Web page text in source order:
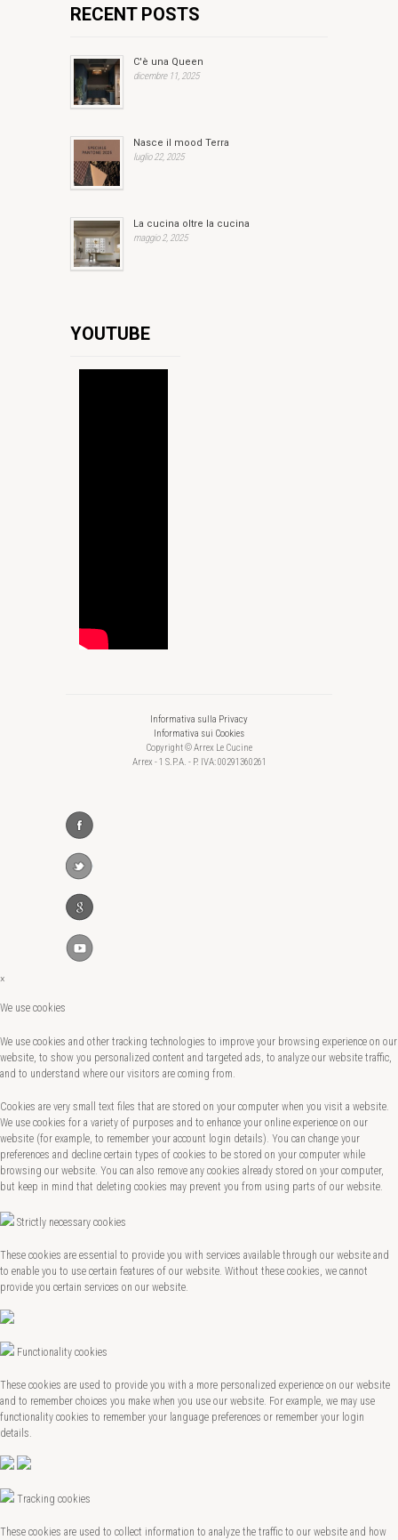
RECENT POSTS
C'è una Queen
dicembre 11, 2025
Nasce il mood Terra
luglio 22, 2025
La cucina oltre la cucina
maggio 2, 2025
YOUTUBE
Informativa sulla Privacy
Informativa sui Cookies
Copyright © Arrex Le Cucine
Arrex - 1 S.P.A. - P. IVA: 00291360261
×
We use cookies
We use cookies and other tracking technologies to improve your browsing experience on our
website, to show you personalized content and targeted ads, to analyze our website traffic,
and to understand where our visitors are coming from.
Cookies are very small text files that are stored on your computer when you visit a website.
We use cookies for a variety of purposes and to enhance your online experience on our
website (for example, to remember your account login details). You can change your
preferences and decline certain types of cookies to be stored on your computer while
browsing our website. You can also remove any cookies already stored on your computer,
but keep in mind that deleting cookies may prevent you from using parts of our website.
Strictly necessary cookies
These cookies are essential to provide you with services available through our website and
to enable you to use certain features of our website. Without these cookies, we cannot
provide you certain services on our website.
Functionality cookies
These cookies are used to provide you with a more personalized experience on our website
and to remember choices you make when you use our website. For example, we may use
functionality cookies to remember your language preferences or remember your login
details.
Tracking cookies
These cookies are used to collect information to analyze the traffic to our website and how